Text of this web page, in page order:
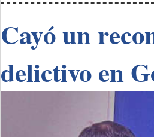
Cayó un
delictivo en